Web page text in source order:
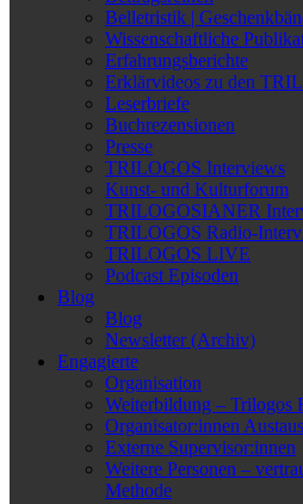
Belletristik |
Wissenschaftliche
Erfahrungsberichte
Erklärvideos zu den
Leserbriefe
Buchrezensionen
Presse
TRILOGOS Interviews
Kunst- und Kulturforum
TRILOGOSIANER
TRILOGOS Radio-
TRILOGOS LIVE
Podcast Episoden
Blog
Blog
Newsletter (Archiv)
Engagierte
Organisation
Weiterbildung – Trilogos
Organisator:innen
Externe Supervisor:innen
Weitere Personen –
Methode